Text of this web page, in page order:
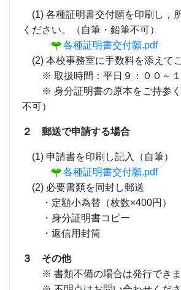
(1) 各種証明書交付願を印刷し，
ください。（自筆・鉛筆不可）
各種証明書交付願.pdf
(2) 本校事務室に手数料を添えて
※ 取扱時間：平日９：００～１
※ 身分証明書の原本をご持参く
不可）
２ 郵送で申請する場合
(1) 申請書を印刷し記入（自筆）
各種証明書交付願.pdf
(2) 必要書類を同封し郵送
・定額小為替（枚数×400円）
・身分証明書コピー
・返信用封筒
３ その他
※ 書類不備の場合は発行できま